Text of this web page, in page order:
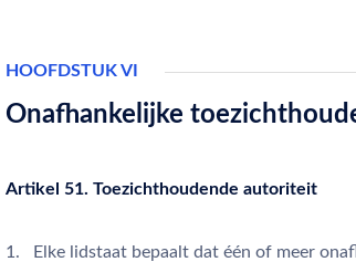
HOOFDSTUK VI
Onafhankelijke
Artikel 51. Toezichthoudende autoriteit
1. Elke lidstaat bepaalt dat één of meer